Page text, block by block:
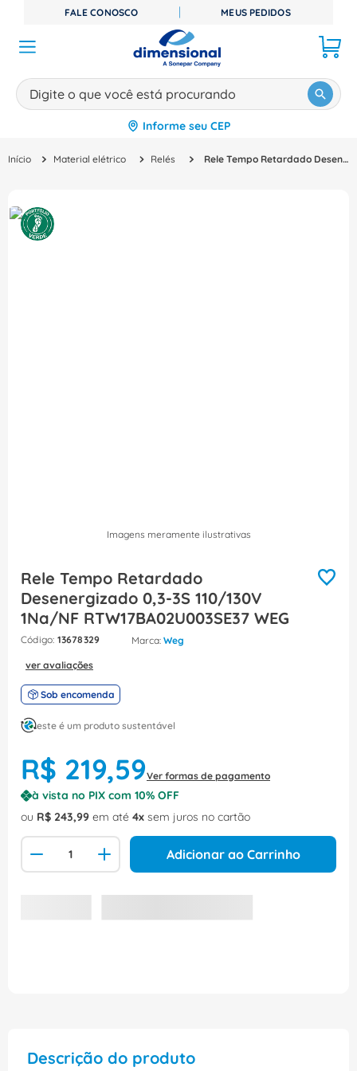
FALE CONOSCO MEUS PEDIDOS
Digite o que você está procurando
Informe seu CEP
Material elétrico Relés Rele Tempo Retardado Desenergizado 0,3-3S 110/130V 1Na/NF RTW17BA02U003SE37 WEG
Imagens meramente ilustrativas
Rele Tempo Retardado
Desenergizado 0,3-3S 110/130V
1Na/NF RTW17BA02U003SE37 WEG
: 13678329 Weg
ver avaliações
Sob encomenda
este é um produto sustentável
R$ 219,59Ver formas de pagamento
à vista no PIX com 10% OFF
ou R$ 243,99 em até 4 sem juros no cartão
Adicionar ao Carrinho
Descrição do produto
TERMOS MAIS BUSCADOS
º disjuntor
3º